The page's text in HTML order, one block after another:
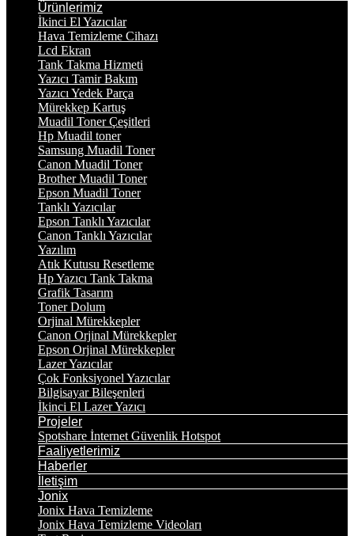
Ürünlerimiz
İkinci El Yazıcılar
Hava Temizleme Cihazı
Lcd Ekran
Tank Takma Hizmeti
Yazıcı Tamir Bakım
Yazıcı Yedek Parça
Mürekkep Kartuş
Muadil Toner Çeşitleri
Hp Muadil toner
Samsung Muadil Toner
Canon Muadil Toner
Brother Muadil Toner
Epson Muadil Toner
Tanklı Yazıcılar
Epson Tanklı Yazıcılar
Canon Tanklı Yazıcılar
Yazılım
Atık Kutusu Resetleme
Hp Yazıcı Tank Takma
Grafik Tasarım
Toner Dolum
Orjinal Mürekkepler
Canon Orjinal Mürekkepler
Epson Orjinal Mürekkepler
Lazer Yazıcılar
Çok Fonksiyonel Yazıcılar
Bilgisayar Bileşenleri
İkinci El Lazer Yazıcı
Projeler
Spotshare İnternet Güvenlik Hotspot
Faaliyetlerimiz
Haberler
İletişim
Jonix
Jonix Hava Temizleme
Jonix Hava Temizleme Videoları